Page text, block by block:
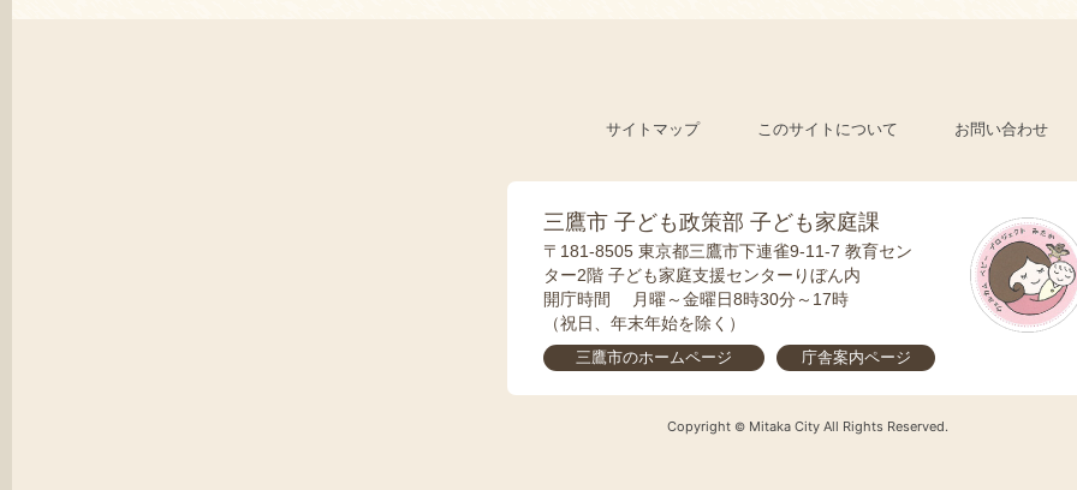
サイトマップ このサイトについて お問い合わせ
三鷹市 子ども政策部 子ども家庭課
〒181-8505 東京都三鷹市下連雀9-11-7 教育セン
ター2階 子ども家庭支援センターりぼん内
開庁時間
月曜～金曜日8時30分～17時
（祝日、年末年始を除く）
三鷹市のホームページ 庁舎案内ページ
Copyright © Mitaka City All Rights Reserved.